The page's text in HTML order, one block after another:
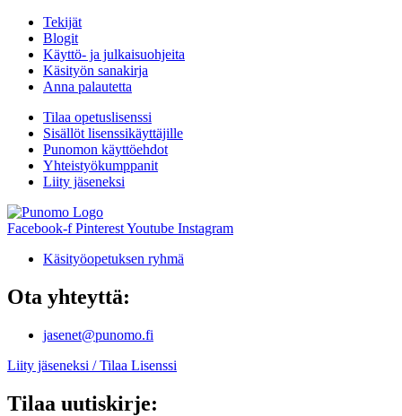
Tekijät
Blogit
Käyttö- ja julkaisuohjeita
Käsityön sanakirja
Anna palautetta
Tilaa opetuslisenssi
Sisällöt lisenssikäyttäjille
Punomon käyttöehdot
Yhteistyökumppanit
Liity jäseneksi
Facebook-f PinterestYoutube Instagram
Käsityöopetuksen ryhmä
Ota yhteyttä:
jasenet@punomo.fi
Liity jäseneksi / Tilaa Lisenssi
Tilaa uutiskirje: